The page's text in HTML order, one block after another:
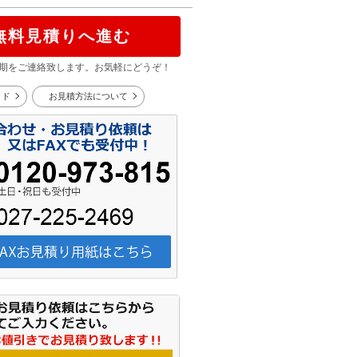
料見積りへ進む
をご連絡致します。お気軽にどうぞ！
お見積方法について